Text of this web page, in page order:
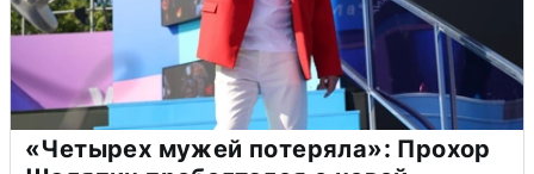
«Четырех мужей потеряла»: Прохор